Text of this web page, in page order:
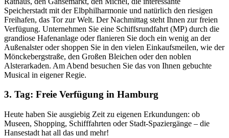
Speicherstadt mit der Elbphilharmonie und natürlich den riesigen
Freihafen, das Tor zur Welt. Der Nachmittag steht Ihnen zur freien
Verfügung. Unternehmen Sie eine Schiffsrundfahrt (MP) durch die
grandiose Hafenanlage oder flanieren Sie doch ein wenig an der
Außenalster oder shoppen Sie in den vielen Einkaufsmeilen, wie der
Mönckebergstraße, den Großen Bleichen oder den noblen
Alsterarkaden. Am Abend besuchen Sie das von Ihnen gebuchte
Musical in eigener Regie.
3. Tag: Freie Verfügung in Hamburg
Heute haben Sie ausgiebig Zeit zu eigenen Erkundungen: ob
Museen, Shopping, Schifffahrten oder Stadt-Spaziergänge – die
Hansestadt hat all das und mehr!